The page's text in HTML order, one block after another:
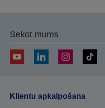
Sekot mums
Klientu apkalpošana